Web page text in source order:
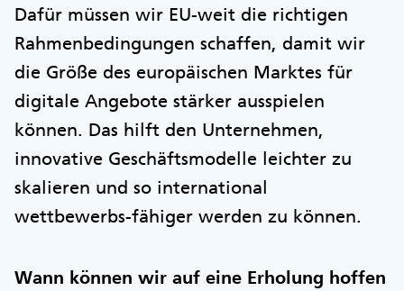
Dafür müssen wir EU-weit die richtigen
Rahmenbedingungen schaffen, damit wir
die Größe des europäischen Marktes für
digitale Angebote stärker ausspielen
können. Das hilft den Unternehmen,
innovative Geschäftsmodelle leichter zu
skalieren und so international
wettbewerbs-fähiger werden zu können.
Wann können wir auf eine Erholung hoffen